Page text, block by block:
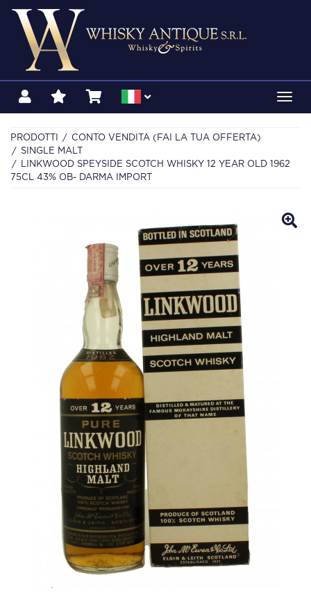
PRODOTTI
CONTO VENDITA (FAI LA TUA OFFERTA)
SINGLE MALT
LINKWOOD SPEYSIDE SCOTCH WHISKY 12 YEAR OLD 1962
75CL 43% OB- DARMA IMPORT